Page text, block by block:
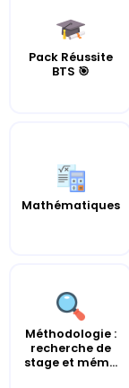
Pack Réussite
BTS 🎯
Mathématiques
Méthodologie :
recherche de
stage et mém...